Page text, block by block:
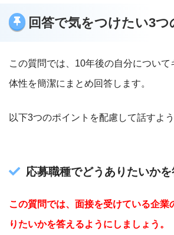
回答で気をつけたい3つ
この質問では、10年後の自分につい
体性を簡潔にまとめ回答します。
以下3つのポイントを配慮して話すよ
応募職種でどうありたいかを
この質問では、面接を受けている企業
りたいかを答えるようにしましょう。